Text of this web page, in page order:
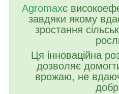
Agromaxє
завдяки якому
зростання
Ця інноваційна
дозволяє
врожаю, не